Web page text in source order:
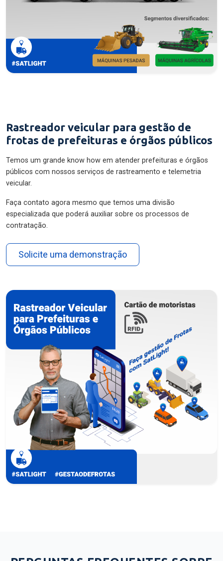
Rastreador veicular para gestão de
frotas de prefeituras e órgãos públicos
Temos um grande know how em atender prefeituras e órgãos
públicos com nossos serviços de rastreamento e telemetria
veicular.
Faça contato agora mesmo que temos uma divisão
especializada que poderá auxiliar sobre os processos de
contratação.
Solicite uma demonstração